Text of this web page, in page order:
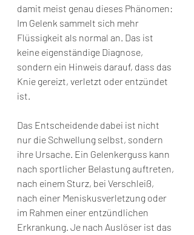
damit meist genau dieses Phänomen:
Im Gelenk sammelt sich mehr
Flüssigkeit als normal an. Das ist
keine eigenständige Diagnose,
sondern ein Hinweis darauf, dass das
Knie gereizt, verletzt oder entzündet
ist.
Das Entscheidende dabei ist nicht
nur die Schwellung selbst, sondern
ihre Ursache. Ein Gelenkerguss kann
nach sportlicher Belastung auftreten,
nach einem Sturz, bei Verschleiß,
nach einer Meniskusverletzung oder
im Rahmen einer entzündlichen
Erkrankung. Je nach Auslöser ist das